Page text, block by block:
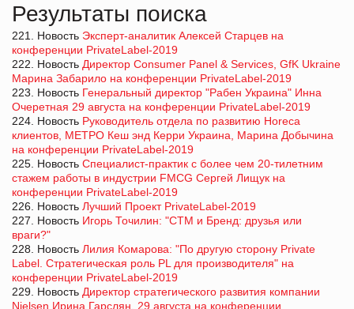
Результаты поиска
221. Новость Эксперт-аналитик Алексей Старцев на
конференции PrivateLabel-2019
222. Новость Директор Consumer Panel & Services, GfK Ukraine
Марина Забарило на конференции PrivateLabel-2019
223. Новость Генеральный директор "Рабен Украина" Инна
Очеретная 29 августа на конференции PrivateLabel-2019
224. Новость Руководитель отдела по развитию Horeca
клиентов, МЕТРО Кеш энд Керри Украина, Марина Добычина
на конференции PrivateLabel-2019
225. Новость Специалист-практик с более чем 20-тилетним
стажем работы в индустрии FMCG Сергей Лищук на
конференции PrivateLabel-2019
226. Новость Лучший Проект PrivateLabel-2019
227. Новость Игорь Точилин: "СТМ и Бренд: друзья или
враги?"
228. Новость Лилия Комарова: "По другую сторону Private
Label. Стратегическая роль PL для производителя" на
конференции PrivateLabel-2019
229. Новость Директор стратегического развития компании
Nielsen Ирина Гарслян, 29 августа на конференции